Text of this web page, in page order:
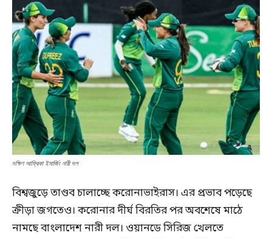
দক্ষিণ আফ্রিকা ইমার্জিং নারী দল
বিশ্বজুড়ে তাণ্ডব চালাচ্ছে করোনাভাইরাস। এর প্রভাব পড়েছে
ক্রীড়া জগতেও। করোনার দীর্ঘ বিরতির পর অবশেষে মাঠে
নামছে বাংলাদেশ নারী দল। ওয়ানডে সিরিজ খেলতে